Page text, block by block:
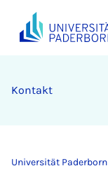
Kon­takt
Universität Paderborn